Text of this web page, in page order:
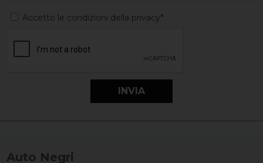
Accetto le condizioni della privacy*
Auto Negri